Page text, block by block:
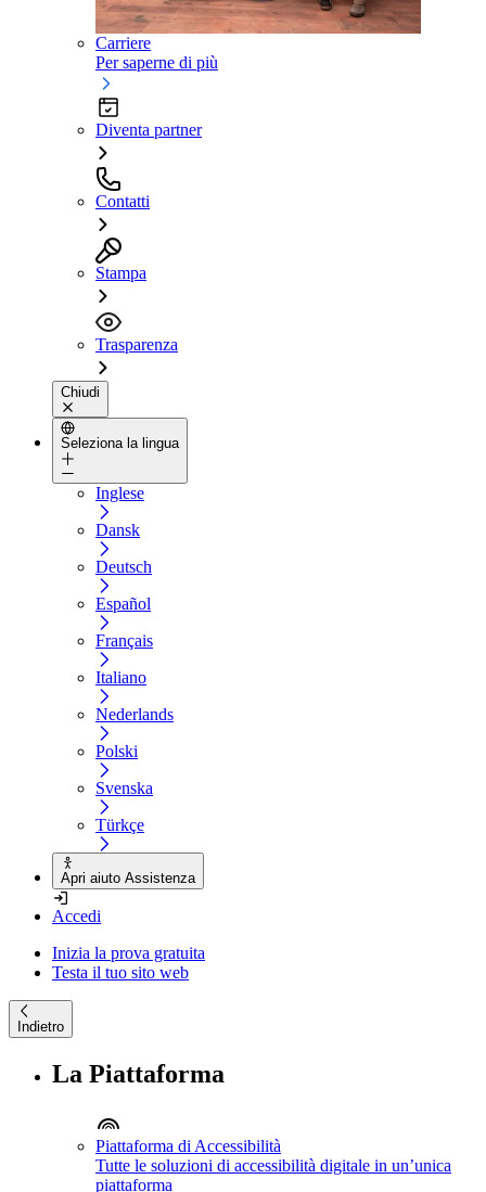
Carriere
Per saperne di più
Diventa partner
Contatti
Stampa
Trasparenza
Chiudi
Seleziona la lingua
Inglese
Dansk
Deutsch
Español
Français
Italiano
Nederlands
Polski
Svenska
Türkçe
Apri aiuto Assistenza
Accedi
Inizia la prova gratuita
Testa il tuo sito web
Indietro
La Piattaforma
Piattaforma di Accessibilità
Tutte le soluzioni di accessibilità digitale in un’unica
piattaforma